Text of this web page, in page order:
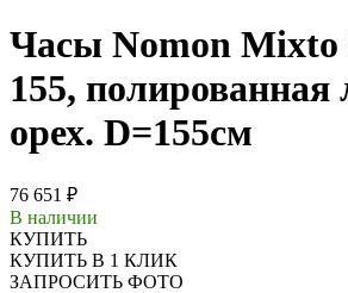
Часы Nomon Mixto
155, полированная
орех. D=155см
76 651 ₽
В наличии
КУПИТЬ
КУПИТЬ В 1 КЛИК
ЗАПРОСИТЬ ФОТО